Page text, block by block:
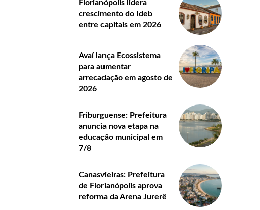
Florianópolis lidera
crescimento do Ideb
entre capitais em 2026
Avaí lança Ecossistema
para aumentar
arrecadação em agosto de
2026
Friburguense: Prefeitura
anuncia nova etapa na
educação municipal em
7/8
Canasvieiras: Prefeitura
de Florianópolis aprova
reforma da Arena Jurerê